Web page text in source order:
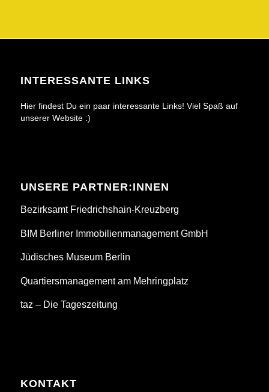
INTERESSANTE LINKS
Hier findest Du ein paar interessante Links! Viel Spaß auf
unserer Website :)
UNSERE PARTNER:INNEN
Bezirksamt Friedrichshain-Kreuzberg
BIM Berliner Immobilienmanagement GmbH
Jüdisches Museum Berlin
Quartiersmanagement am Mehringplatz
taz – Die Tageszeitung
KONTAKT